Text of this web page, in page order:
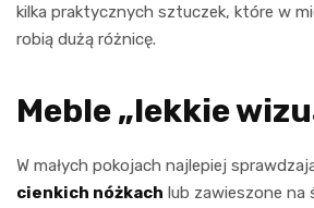
kilka praktycznych sztuczek, które w
robią dużą różnicę.
Meble „lekkie
W małych pokojach najlepiej
cienkich nóżkach lub zawieszone na